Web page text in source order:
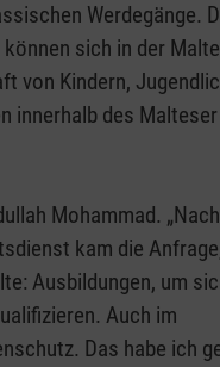
Werdegänge.
sich in der
von Kindern,
innerhalb des
Mohammad.
kam die
Ausbildungen, um
Auch im
Das habe ich